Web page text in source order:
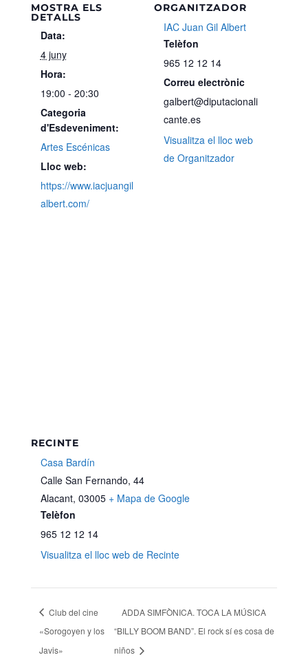
MOSTRA ELS
DETALLS
Data:
4 juny
Hora:
19:00 - 20:30
Categoria
d'Esdeveniment:
Artes Escénicas
Lloc web:
https://www.iacjuangil
albert.com/
ORGANITZADOR
IAC Juan Gil Albert
Telèfon
965 12 12 14
Correu electrònic
galbert@diputacionali
cante.es
Visualitza el lloc web
de Organitzador
RECINTE
Casa Bardín
Calle San Fernando, 44
Alacant, 03005 + Mapa de Google
Telèfon
965 12 12 14
Visualitza el lloc web de Recinte
Club del cine
«Sorogoyen y los
Javis»
ADDA SIMFÒNICA. TOCA LA MÚSICA
“BILLY BOOM BAND”. El rock sí es cosa de
niños